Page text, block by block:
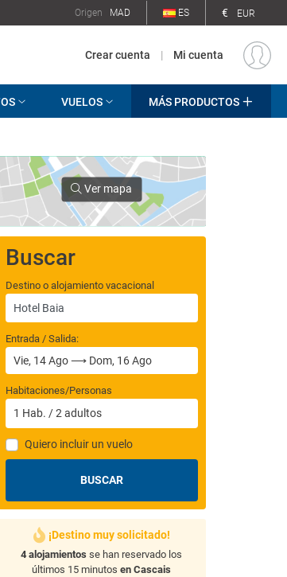
Origen MAD ES € EUR
Crear cuenta | Mi cuenta
VUELOS MÁS PRODUCTOS
Ver mapa
Buscar
Destino o alojamiento vacacional
Entrada / Salida:
Habitaciones/Personas
1 Hab. /2 adultos
Quiero incluir un vuelo
BUSCAR
¡Destino muy solicitado!
4 alojamientos se han reservado los
últimos 15 minutosen Cascais